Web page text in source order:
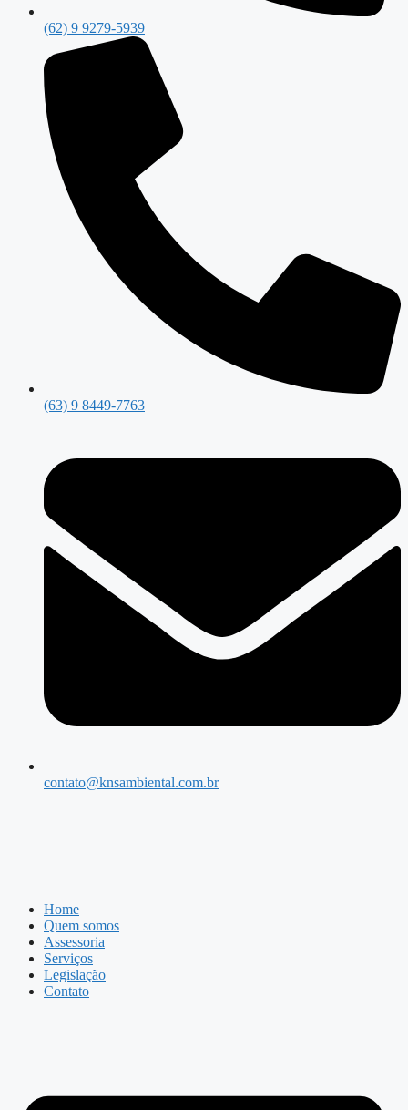
(62) 9 9279-5939
(63) 9 8449-7763
contato@knsambiental.com.br
Home
Quem somos
Assessoria
Serviços
Legislação
Contato